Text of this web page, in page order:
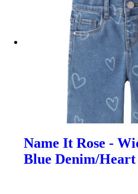
Name It Rose -
Blue Denim/Heart